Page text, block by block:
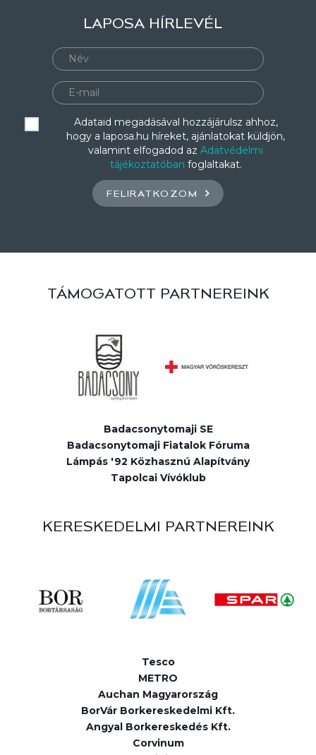
LAPOSA HÍRLEVÉL
Adataid megadásával hozzájárulsz ahhoz,
hogy a laposa.hu híreket, ajánlatokat küldjön,
valamint elfogadod az Adatvédelmi
tájékoztatóban foglaltakat.
FELIRATKOZOM
TÁMOGATOTT PARTNEREINK
Badacsonytomaji SE
Badacsonytomaji Fiatalok Fóruma
Lámpás '92 Közhasznú Alapítvány
Tapolcai Vívóklub
KERESKEDELMI PARTNEREINK
Tesco
METRO
Auchan Magyarország
BorVár Borkereskedelmi Kft.
Angyal Borkereskedés Kft.
Corvinum